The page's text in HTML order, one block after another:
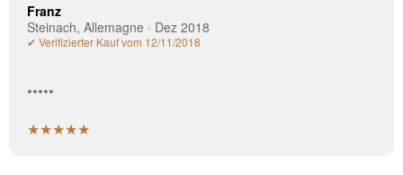
Franz
Steinach, Allemagne · Dez 2018
✔ Verifizierter Kauf vom 12/11/2018
*****
★★★★★